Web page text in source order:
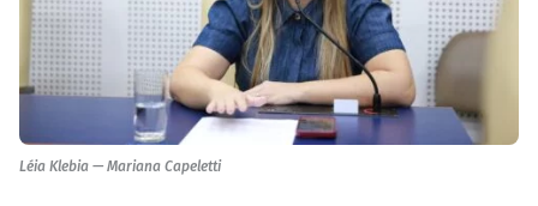
Léia Klebia — Mariana Capeletti